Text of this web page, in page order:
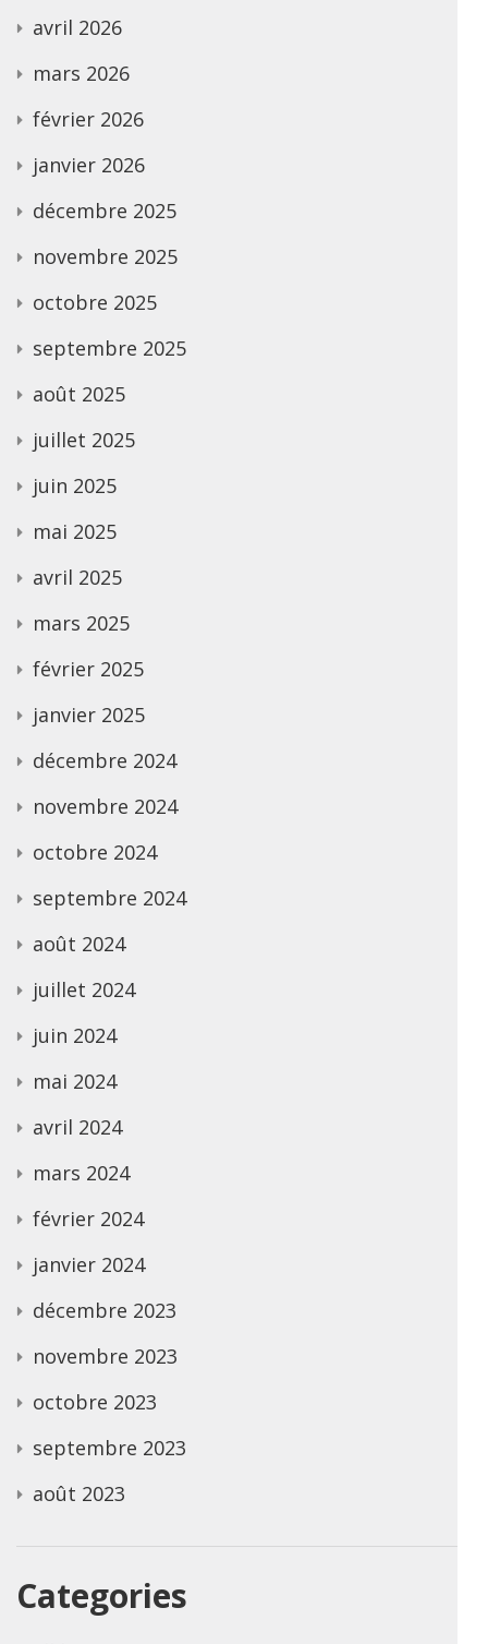
avril 2026
mars 2026
février 2026
janvier 2026
décembre 2025
novembre 2025
octobre 2025
septembre 2025
août 2025
juillet 2025
juin 2025
mai 2025
avril 2025
mars 2025
février 2025
janvier 2025
décembre 2024
novembre 2024
octobre 2024
septembre 2024
août 2024
juillet 2024
juin 2024
mai 2024
avril 2024
mars 2024
février 2024
janvier 2024
décembre 2023
novembre 2023
octobre 2023
septembre 2023
août 2023
Categories